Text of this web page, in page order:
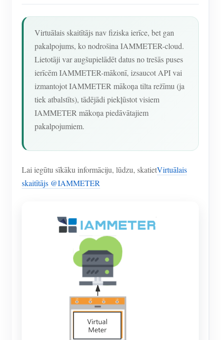
Virtuālais skaitītājs nav fiziska ierīce, bet gan
pakalpojums, ko nodrošina IAMMETER-cloud.
Lietotāji var augšupielādēt datus no trešās puses
ierīcēm IAMMETER-mākonī, izsaucot API vai
izmantojot IAMMETER mākoņa tilta režīmu (ja
tiek atbalstīts), tādējādi piekļūstot visiem
IAMMETER mākoņa piedāvātajiem
pakalpojumiem.
Lai iegūtu sīkāku informāciju, lūdzu, skatietVirtuālais
skaitītājs @IAMMETER